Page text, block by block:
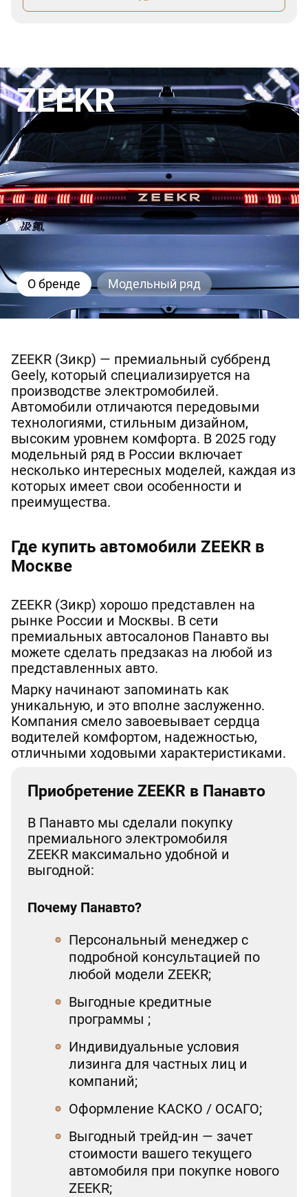
ZEEKR
О бренде Модельный ряд
ZEEKR (Зикр) — премиальный суббренд
Geely, который специализируется на
производстве электромобилей.
Автомобили отличаются передовыми
технологиями, стильным дизайном,
высоким уровнем комфорта. В 2025 году
модельный ряд в России включает
несколько интересных моделей, каждая из
которых имеет свои особенности и
преимущества.
Где купить автомобили ZEEKR в
Москве
ZEEKR (Зикр) хорошо представлен на
рынке России и Москвы. В сети
премиальных автосалонов Панавто вы
можете сделать предзаказ на любой из
представленных авто.
Марку начинают запоминать как
уникальную, и это вполне заслуженно.
Компания смело завоевывает сердца
водителей комфортом, надежностью,
отличными ходовыми характеристиками.
Приобретение ZEEKR в Панавто
В Панавто мы сделали покупку
премиального электромобиля
ZEEKR максимально удобной и
выгодной:
Почему Панавто?
Персональный менеджер с
подробной консультацией по
любой модели ZEEKR;
Выгодные кредитные
программы ;
Индивидуальные условия
лизинга для частных лиц и
компаний;
Оформление КАСКО / ОСАГО;
Выгодный трейд-ин — зачет
стоимости вашего текущего
автомобиля при покупке нового
ZEEKR;